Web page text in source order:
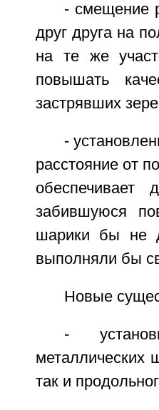
- смещение
друг друга на
на те же
повышать
застрявших
-
расстояние от
обеспечивает
забившуюся
шарики бы не
выполняли бы
Новые
-
металлических
так и